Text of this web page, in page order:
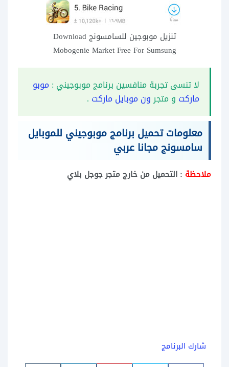
تنزيل موبوجين للسامسونج Download
Mobogenie Market Free For Sumsung
لا تنسى تجربة منافسين برنامج موبوجيني :موبو
ماركت و متجرون موبايل ماركت .
معلومات تحميل برنامج موبوجيني للموبايل
سامسونج مجانا عربي
ملاحظة : التحميل من خارج متجر جوجل بلاي
شارك البرنامج